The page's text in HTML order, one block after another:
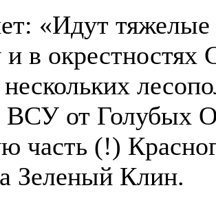
«Идут тяжелые
в окрестностях
ВСУ от Голубых
часть (!)
Зеленый Клин.